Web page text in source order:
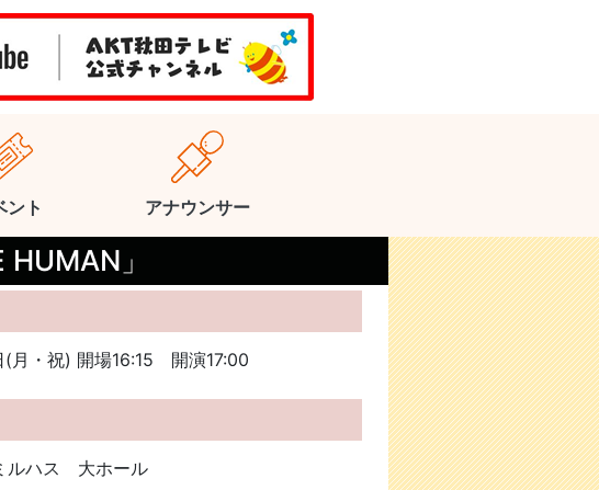
ント アナウンサー
」
(月・祝) 開場16:15 開演17:00
ルハス 大ホール